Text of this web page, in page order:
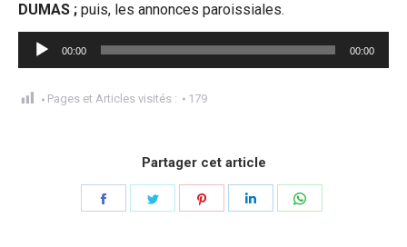
DUMAS ; puis, les annonces paroissiales.
Lecteur
audio
00:00 00:00
Pages et Articles visités : 179
Partager cet article